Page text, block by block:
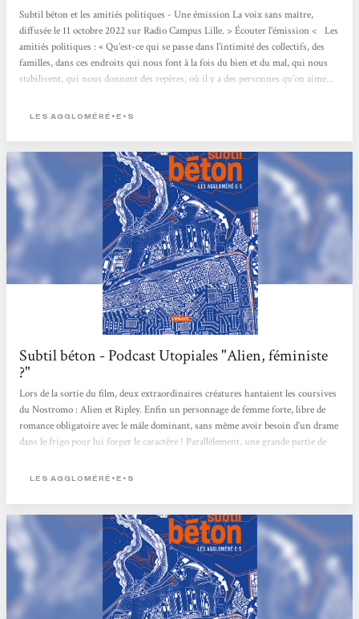
Subtil béton et les amitiés politiques - Une émission La voix sans maître,
diffusée le 11 octobre 2022 sur Radio Campus Lille. > Écouter l'émission < Les
amitiés politiques : « Qu’est-ce qui se passe dans l’intimité des collectifs, des
familles, dans ces endroits qui nous font à la fois du bien et du mal, qui nous
stabilisent, qui nous donnent des repères, où il y a des personnes qu’on aime...
qu’on ne devrait pas subir, qui nous laisse sous emprise. Cette tension d’être...
LES AGGLOMÉRÉ•E•S
Subtil béton - Podcast Utopiales "Alien, féministe
?"
Lors de la sortie du film, deux extraordinaires créatures hantaient les coursives
du Nostromo : Alien et Ripley. Enfin un personnage de femme forte, libre de
romance obligatoire avec le mâle dominant, sans même avoir besoin d’un drame
dans le frigo pour lui forger le caractère ! Parallèlement, une grande partie de
Avec : Nicolas Martin, Les Aggloméré·e·s, Marc Caro, Laura Lam Modération :
LES AGGLOMÉRÉ•E•S